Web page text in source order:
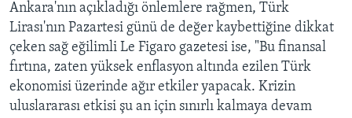
Ankara'nın açıkladığı önlemlere rağmen, Türk
Lirası'nın Pazartesi günü de değer kaybettiğine dikkat
çeken sağ eğilimli Le Figaro gazetesi ise, "Bu finansal
fırtına, zaten yüksek enflasyon altında ezilen Türk
ekonomisi üzerinde ağır etkiler yapacak. Krizin
uluslararası etkisi şu an için sınırlı kalmaya devam